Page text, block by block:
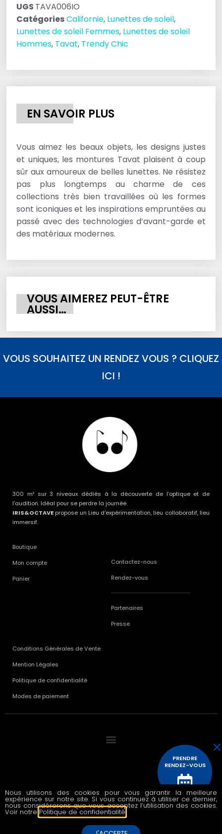
UGS TAVA006IO
CatégoriesCalifornie, Lunettes de soleil,
Lunettes de soleil Femmes, Lunettes de soleil
Hommes, Tavat, Trendy Chic
EN SAVOIR PLUS
Vous aimez les beaux objets, les designs justes
et uniques, les montures Tavat plaisent à coup
sûr aux amoureux de belles lunettes. Ne résistez
pas plus longtemps au charme de ces
collections très bien travaillées où les formes
sont iconiques et les inspirations empruntées au
passé avec des technologies d’avant-garde et
des matériaux modernes.
VOUS AIMEREZ PEUT-ÊTRE
AUSSI…
VOUS SOUHAITEZ UN RENDEZ VOUS ? CLIQUEZ
ICI !
300 m² sur 3 niveaux dédiés à la découverte de l’optique et de
l’audition. Idéal pour se perdre la journée.
IRIS&OCTAVE propose un Lieu d’expérimentation, lieu collaboratif, lieu
immersif.
Boutique
Mon compte
Panier
Contactez-nous
Rendez-vous
Partenaires
Presse
Conditions Générales de Vente
Mention Légales
Politique de confidentialité
Modes de paiement
© 2020 All rights reserved
PRENDRE
RENDEZ-VOUS
CONTACTEZ
Nous utilisons des cookies pour vous garantir la meilleure
expérience sur notre site. Si vous continuez à utiliser ce dernier,
nous considérerons que vous acceptez l’utilisation des cookies.
Voir notre Politique de confidentialité